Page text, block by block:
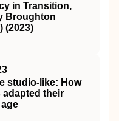
in Transition,
Broughton
(2023)
studio-like: How
adapted their